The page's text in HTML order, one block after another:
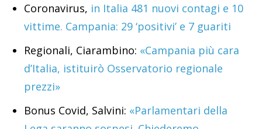
Coronavirus, in Italia 481 nuovi contagi e 10
vittime. Campania: 29 ‘positivi’ e 7 guariti
Regionali, Ciarambino: «Campania più cara
d’Italia, istituirò Osservatorio regionale
prezzi»
Bonus Covid, Salvini: «Parlamentari della